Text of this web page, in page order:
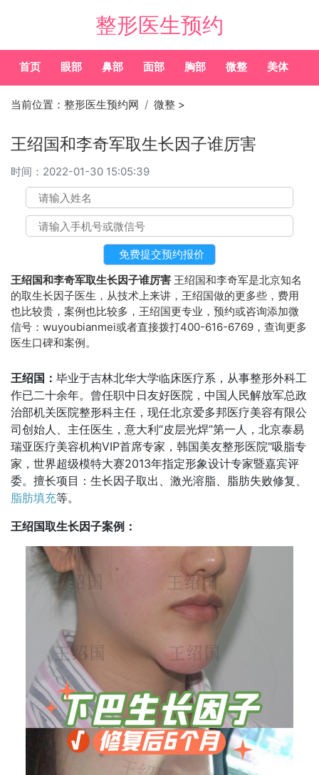
整形医生预约
首页 眼部 鼻部 面部 胸部 微整 美体
当前位置： 整形医生预约网 微整 >
王绍国和李奇军取生长因子谁厉害
时间： 2022-01-30 15:05:39
王绍国和李奇军取生长因子谁厉害 王绍国和李奇军是北京知名
的取生长因子医生，从技术上来讲，王绍国做的更多些，费用
也比较贵，案例也比较多，王绍国更专业，预约或咨询添加微
信号：wuyoubianmei或者直接拨打400-616-6769，查询更多
医生口碑和案例。
王绍国： 毕业于吉林北华大学临床医疗系，从事整形外科工
作已二十余年。曾任职中日友好医院，中国人民解放军总政
治部机关医院整形科主任，现任北京爱多邦医疗美容有限公
司创始人、主任医生，意大利“皮层光焊”第一人，北京泰易
瑞亚医疗美容机构VIP首席专家，韩国美友整形医院"吸脂专
家，世界超级模特大赛2013年指定形象设计专家暨嘉宾评
委。擅长项目：生长因子取出、激光溶脂、脂肪失败修复、
脂肪填充等。
王绍国取生长因子案例：